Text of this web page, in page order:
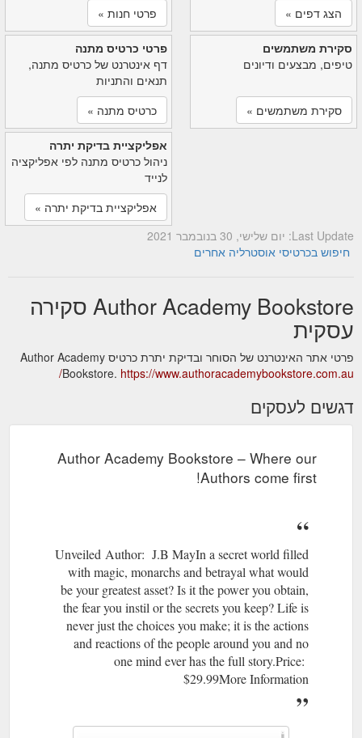
פרטי חנות »
הצג דפים »
פרטי כרטיס מתנה
דף אינטרנט של כרטיס מתנה,
תנאים והתניות
כרטיס מתנה »
סקירת משתמשים
טיפים, מבצעים ודיונים
סקירת משתמשים »
אפליקציית בדיקת יתרה
ניהול כרטיס מתנה לפי אפליקציה
לנייד
אפליקציית בדיקת יתרה »
Last Update: יום שלישי, 30 בנובמבר 2021
חיפוש בכרטיסי אוסטרליה אחרים
Author Academy Bookstore סקירה
עסקית
פרטי אתר האינטרנט של הסוחר ובדיקת יתרת כרטיס Author Academy
Bookstore.https://www.authoracademybookstore.com.au/
דגשים לעסקים
Author Academy Bookstore – Where our
Authors come first!
Unveiled Author: J.B MayIn a secret world filled
with magic, monarchs and betrayal what would
be your greatest asset? Is it the power you obtain,
the fear you instil or the secrets you keep? Life is
never just the choices you make; it is the actions
and reactions of the people around you and no
one mind ever has the full story.Price:
$29.99More Information